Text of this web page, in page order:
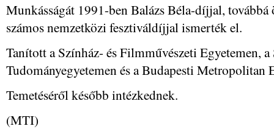
Munkásságát 1991-ben Balázs Béla-díjjal, továbbá
számos nemzetközi fesztiváldíjjal ismerték el.
Tanított a Színház- és Filmművészeti Egyetemen,
Tudományegyetemen és a Budapesti Metropolitan
Temetéséről később intézkednek.
(MTI)